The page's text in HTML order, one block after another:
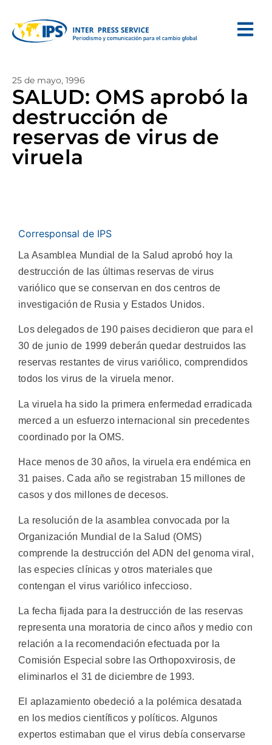
25 de mayo, 1996
SALUD: OMS aprobó la
destrucción de
reservas de virus de
viruela
Corresponsal de IPS
La Asamblea Mundial de la Salud aprobó hoy la
destrucción de las últimas reservas de virus
variólico que se conservan en dos centros de
investigación de Rusia y Estados Unidos.
Los delegados de 190 paises decidieron que para el
30 de junio de 1999 deberán quedar destruidos las
reservas restantes de virus variólico, comprendidos
todos los virus de la viruela menor.
La viruela ha sido la primera enfermedad erradicada
merced a un esfuerzo internacional sin precedentes
coordinado por la OMS.
Hace menos de 30 años, la viruela era endémica en
31 paises. Cada año se registraban 15 millones de
casos y dos millones de decesos.
La resolución de la asamblea convocada por la
Organización Mundial de la Salud (OMS)
comprende la destrucción del ADN del genoma viral,
las especies clínicas y otros materiales que
contengan el virus variólico infeccioso.
La fecha fijada para la destrucción de las reservas
representa una moratoria de cinco años y medio con
relación a la recomendación efectuada por la
Comisión Especial sobre las Orthopoxvirosis, de
eliminarlos el 31 de diciembre de 1993.
El aplazamiento obedeció a la polémica desatada
en los medios científicos y políticos. Algunos
expertos estimaban que el virus debía conservarse